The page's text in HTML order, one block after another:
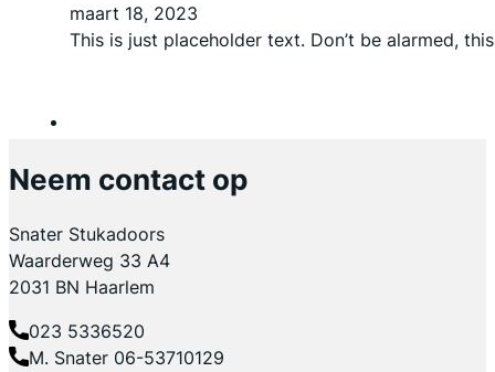
maart 18, 2023
This is just placeholder text. Don’t be alarmed,
Neem contact op
Snater Stukadoors
Waarderweg 33 A4
2031 BN Haarlem
023 5336520
M. Snater 06-53710129